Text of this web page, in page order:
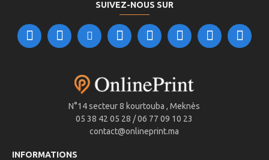
SUIVEZ-NOUS SUR
N°14 secteur 8 kourtouba , Meknès
05 38 42 05 28 / 06 77 09 10 23
contact@onlineprint.ma
INFORMATIONS